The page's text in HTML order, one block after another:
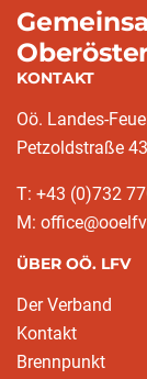
KONTAKT
Oö. Landes-
Petzoldstraße
T: +43 (0)732
M:
ÜBER OÖ. LFV
Der Verband
Kontakt
Brennpunkt